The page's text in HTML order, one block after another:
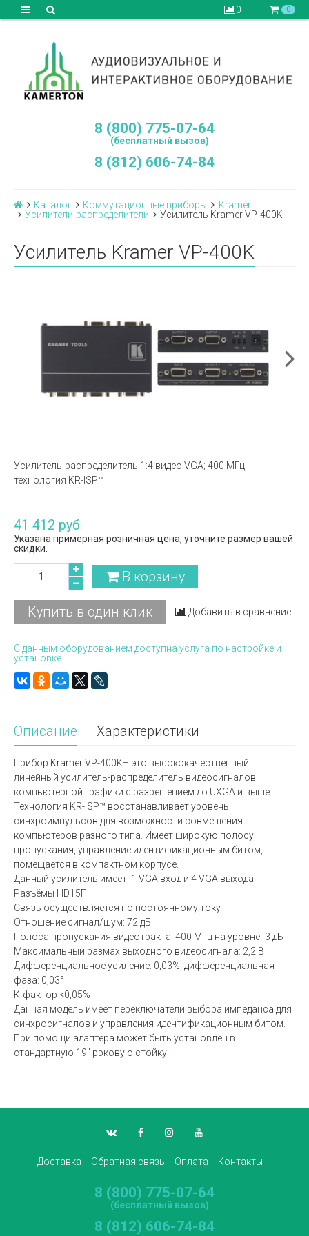
0 0
8 (800) 775-07-64
(бесплатный вызов)
8 (812) 606-74-84
Каталог Коммутационные приборы
Kramer
Усилители-распределители
Усилитель Kramer VP-400K
Усилитель Kramer VP-400K
Усилитель-распределитель 1:4 видео VGA; 400 МГц,
технология KR-ISP™
41 412 руб
Указана примерная розничная цена, уточните размер вашей
скидки.
В корзину
Купить в один клик Добавить в сравнение
С данным оборудованием доступна услуга по настройке и
установке.
Описание Характеристики
Прибор Kramer VP-400K– это высококачественный
линейный усилитель-распределитель видеосигналов
компьютерной графики с разрешением до UXGA и выше.
Технология KR-ISP™ восстанавливает уровень
синхроимпульсов для возможности совмещения
компьютеров разного типа. Имеет широкую полосу
пропускания, управление идентификационным битом,
помещается в компактном корпусе.
Данный усилитель имеет: 1 VGA вход и 4 VGA выхода
Разъёмы HD15F
Связь осуществляется по постоянному току
Отношение сигнал/шум: 72 дБ
Полоса пропускания видеотракта: 400 МГц на уровне -3 дБ
Максимальный размах выходного видеосигнала: 2,2 В
Дифференциальное усиление: 0,03%, дифференциальная
фаза: 0,03°
К-фактор <0,05%
Данная модель имеет переключатели выбора импеданса для
синхросигналов и управления идентификационным битом.
При помощи адаптера может быть установлен в
стандартную 19" рэковую стойку.
Доставка Обратная связь Оплата Контакты
8 (800) 775-07-64
(бесплатный вызов)
8 (812) 606-74-84